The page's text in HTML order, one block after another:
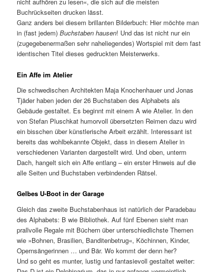
nicht aufhören zu lesen«, die sich auf die meisten
Buchrückseiten drucken lässt.
Ganz anders bei diesem brillanten Bilderbuch: Hier möchte man
in (fast jedem)Buchstaben hausen! Und das ist nicht nur ein
(zugegebenermaßen sehr naheliegendes) Wortspiel mit dem fast
identischen Titel dieses gedruckten Meisterwerks.
Ein Affe im Atelier
Die schwedischen Architekten Maja Knochenhauer und Jonas
Tjäder haben jeden der 26 Buchstaben des Alphabets als
Gebäude gestaltet. Es beginnt mit einem A wie Atelier. In den
von Stefan Pluschkat humorvoll übersetzten Reimen dazu wird
ein bisschen über künstlerische Arbeit erzählt. Interessant ist
bereits das wohlbekannte Objekt, dass in diesem Atelier in
verschiedenen Varianten dargestellt wird. Und oben, unterm
Dach, hangelt sich ein Affe entlang – ein erster Hinweis auf die
alle Seiten und Buchstaben verbindenden Rätsel.
Gelbes U-Boot in der Garage
Gleich das zweite Buchstabenhaus ist natürlich der Paradebau
des Alphabets: B wie Bibliothek. Auf fünf Ebenen sieht man
prallvolle Regale mit Büchern über unterschiedlichste Themen
wie »Bohnen, Brasilien, Banditenbetrug«, Köchinnen, Kinder,
Opernsängerinnen … und Bär. Wo kommt der denn her?
Und so geht es munter, lustig und fantasievoll gestaltet weiter: